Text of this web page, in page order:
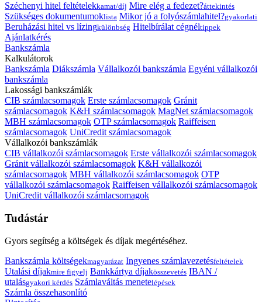
Széchenyi hitel feltételekkamat/díj Mire elég a fedezet?áttekintés
Szükséges dokumentumoklista Mikor jó a folyószámlahitel?gyakorlati
Beruházási hitel vs lízingkülönbség Hitelbírálat cégnéltippek
Ajánlatkérés
Bankszámla
Kalkulátorok
Bankszámla Diákszámla Vállalkozói bankszámla Egyéni vállalkozói
bankszámla
Lakossági bankszámlák
CIB számlacsomagok Erste számlacsomagok Gránit
számlacsomagok K&H számlacsomagok MagNet számlacsomagok
MBH számlacsomagok OTP számlacsomagok Raiffeisen
számlacsomagok UniCredit számlacsomagok
Vállalkozói bankszámlák
CIB vállalkozói számlacsomagok Erste vállalkozói számlacsomagok
Gránit vállalkozói számlacsomagok K&H vállalkozói
számlacsomagok MBH vállalkozói számlacsomagok OTP
vállalkozói számlacsomagok Raiffeisen vállalkozói számlacsomagok
UniCredit vállalkozói számlacsomagok
Tudástár
Gyors segítség a költségek és díjak megértéséhez.
Bankszámla költségekmagyarázat Ingyenes számlavezetésfeltételek
Utalási díjakmire figyelj Bankkártya díjakösszevetés IBAN /
utalásgyakori kérdés Számlaváltás menetelépések
Számla összehasonlító